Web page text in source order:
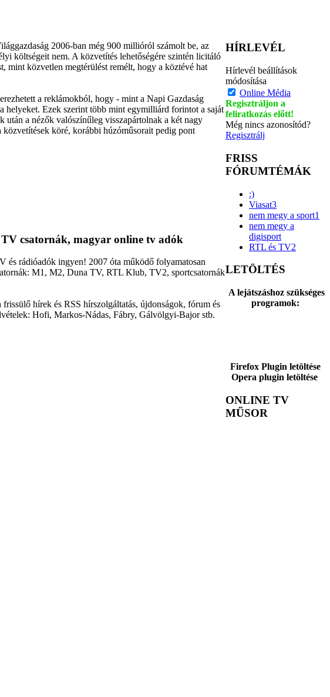
2006-ban még 900 millióról számolt be, az
költségeit nem. A közvetítés lehetőségére szintén licitáló
mint közvetlen megtérülést remélt, hogy a köztévé hat
a reklámokból, hogy - mint a Napi Gazdaság
helyeket. Ezek szerint több mint egymilliárd forintot a saját
után a nézők valószínűleg visszapártolnak a két nagy
köré, korábbi húzóműsorait pedig pont
csatornák, magyar online tv adók
rádióadók ingyen! 2007 óta működő folyamatosan
M1, M2, Duna TV, RTL Klub, TV2, sportcsatornák
hírek és RSS hírszolgáltatás, újdonságok, fórum és
Hofi, Markos-Nádas, Fábry, Gálvölgyi-Bajor stb.
HÍRLEVÉL
Hírlevél beállítások
módosítása
Online Média
Regisztráljon a
feliratkozás előtt!
Még nincs azonosítód?
Regisztrálj
FRISS
FÓRUMTÉMÁK
:)
Viasat3
nem megy a sport1
nem megy a
digisport
RTL és TV2
LETÖLTÉS
A lejátszáshoz szükséges
programok:
Firefox Plugin letöltése
Opera plugin letöltése
ONLINE TV
MŰSOR